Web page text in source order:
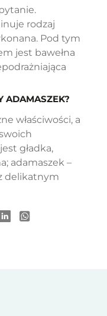
rodzaj
Pod tym
jest bawełna
ADAMASZEK?
właściwości, a
gładka,
adamaszek –
delikatnym